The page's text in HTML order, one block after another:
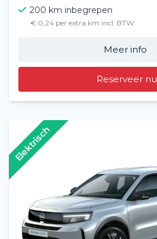
200 km inbegrepen
€ 0,24 per extra km incl. BTW
Meer info
Reserveer nu
Elektrisch